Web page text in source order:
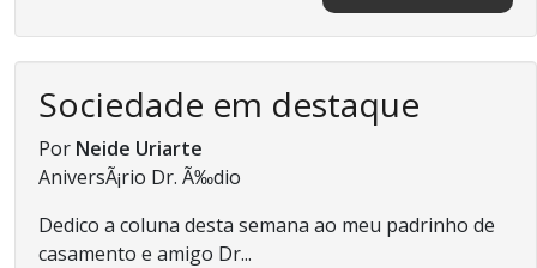
Sociedade em destaque
Por Neide Uriarte
AniversÃ¡rio Dr. Ã‰dio
Dedico a coluna desta semana ao meu padrinho de
casamento e amigo Dr...